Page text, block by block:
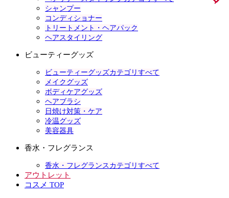
シャンプー
コンディショナー
トリートメント・ヘアパック
ヘアスタイリング
ビューティーグッズ
ビューティーグッズカテゴリすべて
メイクグッズ
ボディケアグッズ
ヘアブラシ
日焼け対策・ケア
冷温グッズ
美容器具
香水・フレグランス
香水・フレグランスカテゴリすべて
アウトレット
コスメ TOP